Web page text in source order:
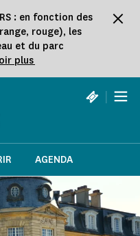
: en fonction des
rouge), les
et du parc
plus
|
AGENDA